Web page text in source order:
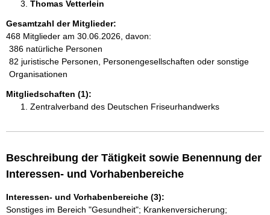
Thomas Vetterlein
Gesamtzahl der Mitglieder:
468 Mitglieder am 30.06.2026, davon:
386 natürliche Personen
82 juristische Personen, Personengesellschaften oder sonstige
Organisationen
Mitgliedschaften (1):
Zentralverband des Deutschen Friseurhandwerks
Beschreibung der Tätigkeit sowie Benennung der
Interessen- und Vorhabenbereiche
Interessen- und Vorhabenbereiche (3):
Sonstiges im Bereich "Gesundheit"; Krankenversicherung;